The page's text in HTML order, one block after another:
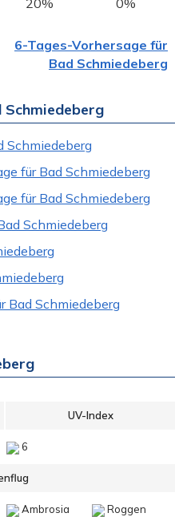
20% 0%
6-Tages-Vorhersage für
Bad Schmiedeberg
Schmiedeberg
für Bad Schmiedeberg
für Bad Schmiedeberg
Schmiedeberg
Bad Schmiedeberg
UV-Index
6
Ambrosia Roggen